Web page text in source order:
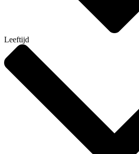
Leeftijd